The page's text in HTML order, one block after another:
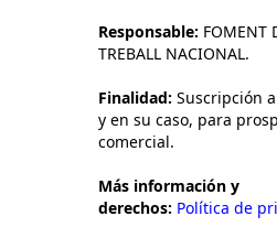
Responsable: FOMENT
TREBALL NACIONAL.
Finalidad: Suscripción
y en su caso, para
comercial.
Más información y
derechos: Política de